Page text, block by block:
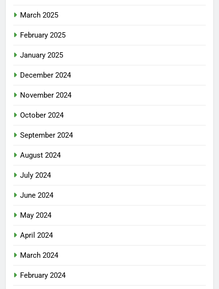
March 2025
February 2025
January 2025
December 2024
November 2024
October 2024
September 2024
August 2024
July 2024
June 2024
May 2024
April 2024
March 2024
February 2024